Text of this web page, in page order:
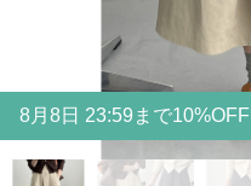
8月 8日 23:59まで10%OFF